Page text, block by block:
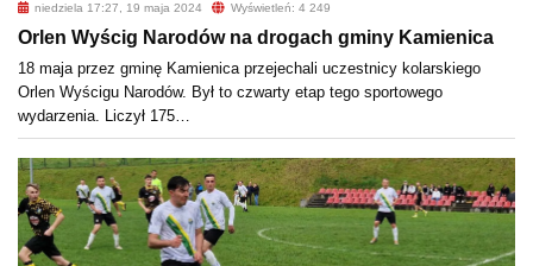
niedziela 17:27, 19 maja 2024 Wyświetleń: 4 249
Orlen Wyścig Narodów na drogach gminy Kamienica
18 maja przez gminę Kamienica przejechali uczestnicy kolarskiego
Orlen Wyścigu Narodów. Był to czwarty etap tego sportowego
wydarzenia. Liczył 175…